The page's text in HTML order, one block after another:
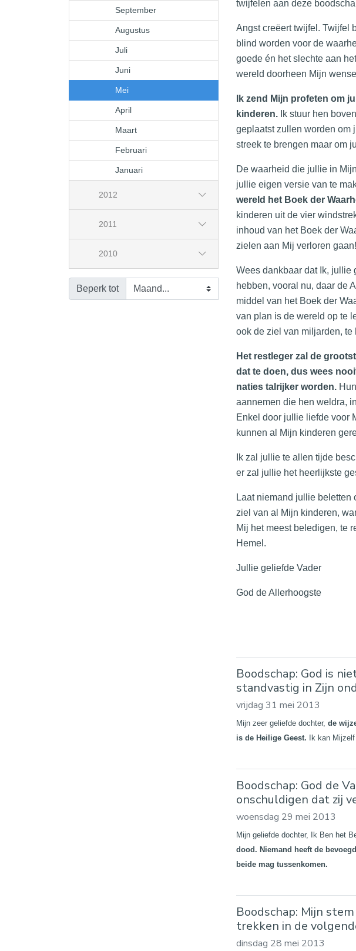
September
Augustus
Juli
Juni
Mei
April
Maart
Februari
Januari
2012
2011
2010
Beperk tot
twijfelen aan deze
Angst creëert twijfel. Twijfel
blind worden voor de
goede én het slechte aan
wereld doorheen Mijn
Ik zend Mijn profeten om
kinderen. Ik stuur hen
geplaatst zullen worden om
streek te brengen maar om
De waarheid die jullie in
jullie eigen versie van te
wereld het Boek der
kinderen uit de vier
inhoud van het Boek der
zielen aan Mij verloren gaan!
Wees dankbaar dat Ik, jullie
hebben, vooral nu, daar de
middel van het Boek der
van plan is de wereld op te
ook de ziel van miljarden, te
Het restleger zal de
dat te doen, dus wees
naties talrijker worden.
aannemen die hen weldra,
Enkel door jullie liefde voor
kunnen al Mijn kinderen
Ik zal jullie te allen tijde
er zal jullie het heerlijkste
Laat niemand jullie beletten
ziel van al Mijn kinderen,
Mij het meest beledigen, te
Hemel.
Jullie geliefde Vader
God de Allerhoogste
Boodschap: God is
standvastig in Zijn
vrijdag 31 mei 2013
Mijn zeer geliefde dochter, de
is de Heilige Geest.
Ik kan
Boodschap: God de
onschuldigen dat zij
woensdag 29 mei 2013
Mijn geliefde dochter, Ik Ben het
dood. Niemand heeft de
beide mag tussenkomen.
Boodschap: Mijn
trekken in de
dinsdag 28 mei 2013